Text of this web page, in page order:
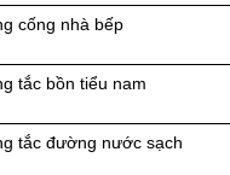
cống nhà bếp
tắc bồn tiểu nam
tắc đường nước sạch